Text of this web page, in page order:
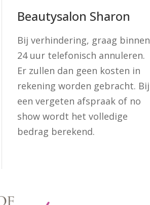
Beautysalon Sharon
Bij verhindering, graag binnen
24 uur telefonisch annuleren.
Er zullen dan geen kosten in
rekening worden gebracht. Bij
een vergeten afspraak of no
show wordt het volledige
bedrag berekend.